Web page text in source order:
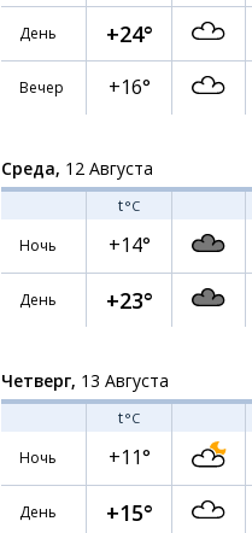
День +24°
Вечер +16°
Среда, 12 Августа
t°C
Ночь
+14°
День +23°
Четверг, 13 Августа
t°C
Ночь
+11°
День +15°